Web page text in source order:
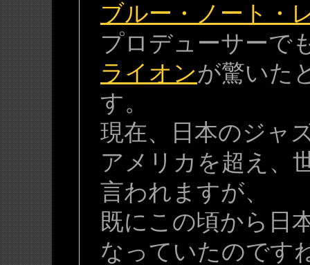
ブルー・ノート・
プロデューサーで
ライオンが驚いた
す。
現在、日本のジャ
アメリカを超え、
言われますが、
既にこの頃から日
なっていたのです